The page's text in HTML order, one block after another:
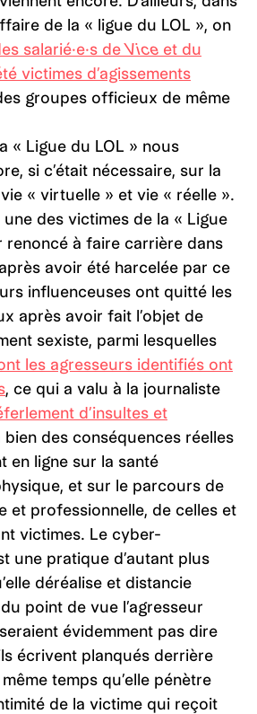
de la « ligue du LOL », on
salarié·e·s deVice et du
victimes d’agissements
groupes officieux de même
« Ligue du LOL » nous
si c’était nécessaire, sur la
« virtuelle » et vie « réelle ».
une des victimes de la « Ligue
renoncé à faire carrière dans
avoir été harcelée par ce
influenceuses ont quitté les
après avoir fait l’objet de
sexiste, parmi lesquelles
les agresseurs identifiés ont
, ce qui a valu à la journaliste
d’insultes et
bien des conséquences réelles
en ligne sur la santé
et sur le parcours de
et professionnelle, de celles et
victimes. Le cyber-
une pratique d’autant plus
déréalise et distancie
point de vue l’agresseur
évidemment pas dire
écrivent planqués derrière
temps qu’elle pénètre
de la victime qui reçoit